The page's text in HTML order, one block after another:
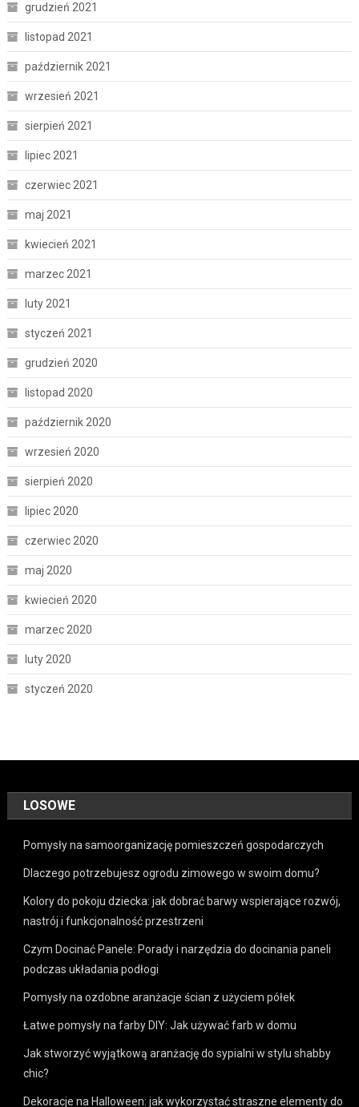
grudzień 2021
listopad 2021
październik 2021
wrzesień 2021
sierpień 2021
lipiec 2021
czerwiec 2021
maj 2021
kwiecień 2021
marzec 2021
luty 2021
styczeń 2021
grudzień 2020
listopad 2020
październik 2020
wrzesień 2020
sierpień 2020
lipiec 2020
czerwiec 2020
maj 2020
kwiecień 2020
marzec 2020
luty 2020
styczeń 2020
LOSOWE
Pomysły na samoorganizację pomieszczeń gospodarczych
Dlaczego potrzebujesz ogrodu zimowego w swoim domu?
Kolory do pokoju dziecka: jak dobrać barwy wspierające rozwój,
nastrój i funkcjonalność przestrzeni
Czym Docinać Panele: Porady i narzędzia do docinania paneli
podczas układania podłogi
Pomysły na ozdobne aranżacje ścian z użyciem półek
Łatwe pomysły na farby DIY: Jak używać farb w domu
Jak stworzyć wyjątkową aranżację do sypialni w stylu shabby
chic?
Dekoracje na Halloween: jak wykorzystać straszne elementy do